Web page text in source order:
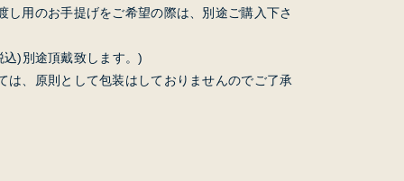
し用のお手提げをご希望の際は、別途ご購入下さ
)別途頂戴致します。)
は、原則として包装はしておりませんのでご了承